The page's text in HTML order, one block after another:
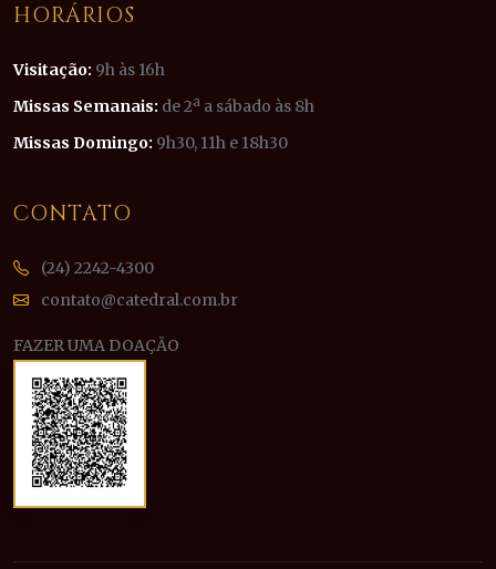
HORÁRIOS
Visitação: 9h às 16h
Missas Semanais: de 2ª a sábado às 8h
Missas Domingo: 9h30, 11h e 18h30
CONTATO
(24) 2242-4300
contato@catedral.com.br
FAZER UMA DOAÇÃO